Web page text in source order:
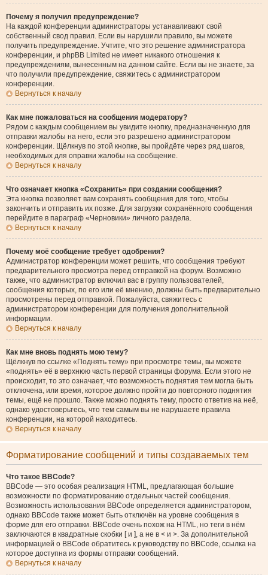
Почему я получил предупреждение?
На каждой конференции администраторы устанавливают свой
собственный свод правил. Если вы нарушили правило, вы можете
получить предупреждение. Учтите, что это решение администратора
конференции, и phpBB Limited не имеет никакого отношения к
предупреждениям, вынесенным на данном сайте. Если вы не знаете, за
что получили предупреждение, свяжитесь с администратором
конференции.
Вернуться к началу
Как мне пожаловаться на сообщения модератору?
Рядом с каждым сообщением вы увидите кнопку, предназначенную для
отправки жалобы на него, если это разрешено администратором
конференции. Щёлкнув по этой кнопке, вы пройдёте через ряд шагов,
необходимых для оправки жалобы на сообщение.
Вернуться к началу
Что означает кнопка «Сохранить» при создании сообщения?
Эта кнопка позволяет вам сохранять сообщения для того, чтобы
закончить и отправить их позже. Для загрузки сохранённого сообщения
перейдите в параграф «Черновики» личного раздела.
Вернуться к началу
Почему моё сообщение требует одобрения?
Администратор конференции может решить, что сообщения требуют
предварительного просмотра перед отправкой на форум. Возможно
также, что администратор включил вас в группу пользователей,
сообщения которых, по его или её мнению, должны быть предварительно
просмотрены перед отправкой. Пожалуйста, свяжитесь с
администратором конференции для получения дополнительной
информации.
Вернуться к началу
Как мне вновь поднять мою тему?
Щёлкнув по ссылке «Поднять тему» при просмотре темы, вы можете
«поднять» её в верхнюю часть первой страницы форума. Если этого не
происходит, то это означает, что возможность поднятия тем могла быть
отключена, или время, которое должно пройти до повторного поднятия
темы, ещё не прошло. Также можно поднять тему, просто ответив на неё,
однако удостоверьтесь, что тем самым вы не нарушаете правила
конференции, на которой находитесь.
Вернуться к началу
Форматирование сообщений и типы создаваемых тем
Что такое BBCode?
BBCode — это особая реализация HTML, предлагающая большие
возможности по форматированию отдельных частей сообщения.
Возможность использования BBCode определяется администратором,
однако BBCode также может быть отключён на уровне сообщения в
форме для его отправки. BBCode очень похож на HTML, но теги в нём
заключаются в квадратные скобки [ и ], а не в < и >. За дополнительной
информацией о BBCode обратитесь к руководству по BBCode, ссылка на
которое доступна из формы отправки сообщений.
Вернуться к началу